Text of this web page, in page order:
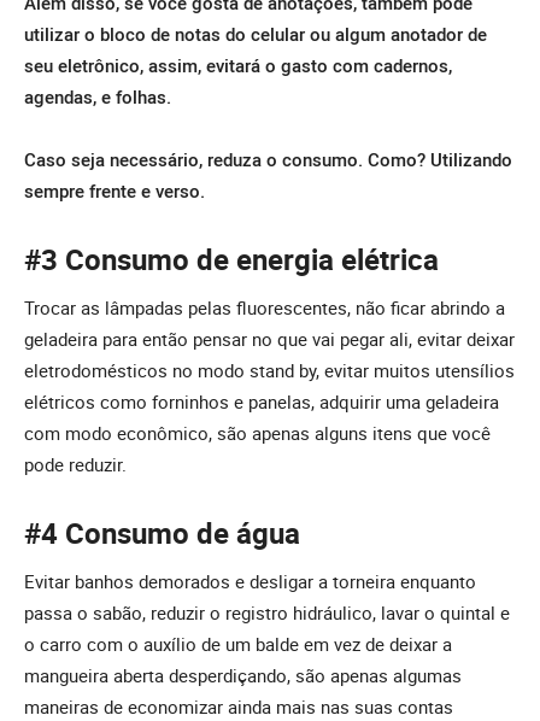
utilizar o bloco de notas do celular ou algum anotador de
seu eletrônico, assim, evitará o gasto com cadernos,
agendas, e folhas.
Caso seja necessário, reduza o consumo. Como? Utilizando
sempre frente e verso.
#3 Consumo de energia elétrica
Trocar as lâmpadas pelas fluorescentes, não ficar abrindo a
geladeira para então pensar no que vai pegar ali, evitar deixar
eletrodomésticos no modo stand by, evitar muitos utensílios
elétricos como forninhos e panelas, adquirir uma geladeira
com modo econômico, são apenas alguns itens que você
pode reduzir.
#4 Consumo de água
Evitar banhos demorados e desligar a torneira enquanto
passa o sabão, reduzir o registro hidráulico, lavar o quintal e
o carro com o auxílio de um balde em vez de deixar a
mangueira aberta desperdiçando, são apenas algumas
maneiras de economizar ainda mais nas suas contas